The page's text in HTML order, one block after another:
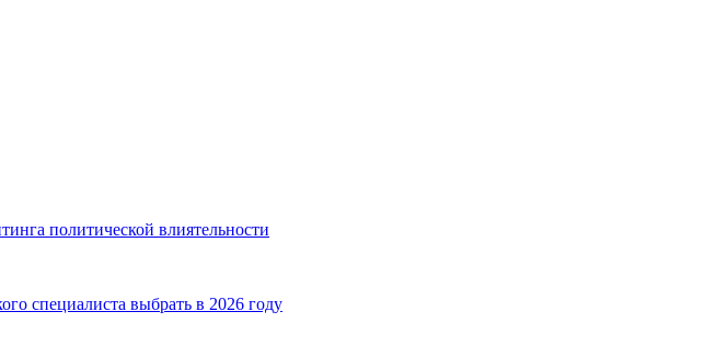
политической влиятельности
специалиста выбрать в 2026 году